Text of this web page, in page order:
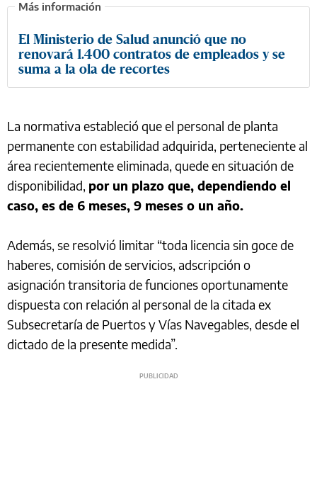
El Ministerio de Salud anunció que no
renovará 1.400 contratos de empleados y se
suma a la ola de recortes
La normativa estableció que el personal de planta
permanente con estabilidad adquirida, perteneciente al
área recientemente eliminada, quede en situación de
disponibilidad, por un plazo que, dependiendo el
caso, es de 6 meses, 9 meses o un año.
Además, se resolvió limitar “toda licencia sin goce de
haberes, comisión de servicios, adscripción o
asignación transitoria de funciones oportunamente
dispuesta con relación al personal de la citada ex
Subsecretaría de Puertos y Vías Navegables, desde el
dictado de la presente medida”.